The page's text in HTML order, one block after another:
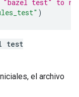
"bazel test" to
)
test
el archivo